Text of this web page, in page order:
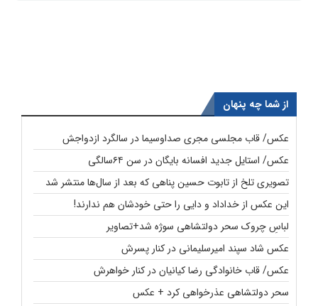
از شما چه پنهان
عکس/ قاب مجلسی مجری صداوسیما در سالگرد ازدواجش
عکس/ استایل جدید افسانه بایگان در سن ۶۴سالگی
تصویری تلخ از تابوت حسین پناهی که بعد از سال‌ها منتشر شد
این عکس از خداداد و دایی را حتی خودشان هم ندارند!
لباسِ چروک سحر دولتشاهی سوژه شد+تصاویر
عکس شاد سپند امیرسلیمانی در کنار پسرش
عکس/ قاب خانوادگی رضا کیانیان در کنار خواهرش
سحر دولتشاهی عذرخواهی کرد + عکس